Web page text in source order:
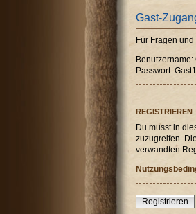
Gast-
Für Fragen
Benutzername:
Passwort:
REGISTRIEREN
Du musst in
zuzugreifen.
verwandten
Registrieren